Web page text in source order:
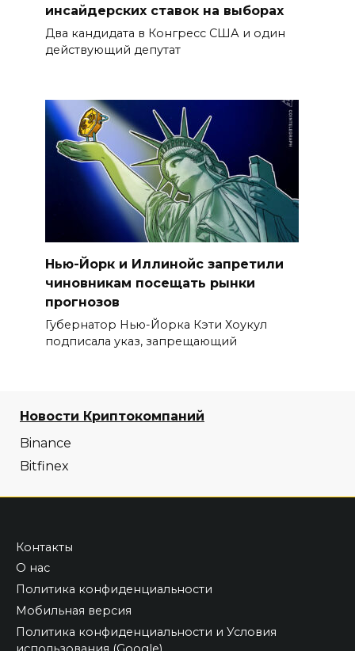
инсайдерских ставок на выборах
Два кандидата в Конгресс США и один
действующий депутат
Нью-Йорк и Иллинойс запретили
чиновникам посещать рынки
прогнозов
Губернатор Нью-Йорка Кэти Хоукул
подписала указ, запрещающий
Новости Криптокомпаний
Binance
Bitfinex
Контакты
О нас
Политика конфиденциальности
Мобильная версия
Политика конфиденциальности и Условия